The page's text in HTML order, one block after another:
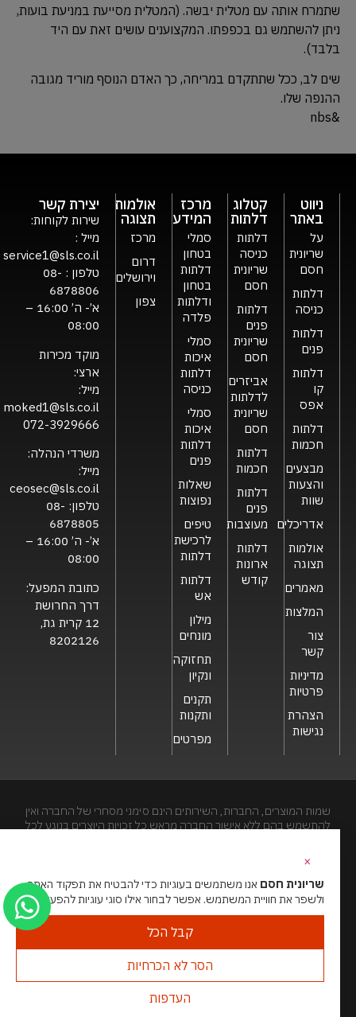
שתמרח אותה עם מטלית יבשה. (המטלית מסייעת במניעת בועות,
ניתן להשתמש גם בכפפתו. המקצוענים עושים זאת עם היד
בלבד).
שים לב, ככל שתתקדם במריחה, כך האדם הנוסף מוריד מגובה
ההנפה שלו.
&nbs
ניווט
באתר
על
שריונית
חסם
דלתות
כניסה
דלתות
פנים
דלתות
קו
אפס
דלתות
חכמות
מבצעים
והצעות
שוות
אדריכלים
אולמות
תצוגה
מאמרים
המלצות
צור
קשר
מדיניות
פרטיות
הצהרת
נגישות
קטלוג
דלתות
דלתות
כניסה
שריונית
חסם
דלתות
פנים
שריונית
חסם
אביזרים
לדלתות
שריונית
חסם
דלתות
חכמות
דלתות
פנים
מעוצבות
דלתות
ארונות
קודש
מרכז
המידע
סמלי
בטחון
דלתות
בטחון
ודלתות
פלדה
סמלי
איכות
דלתות
כניסה
סמלי
איכות
דלתות
פנים
שאלות
נפוצות
טיפים
לרכישת
דלתות
דלתות
אש
מילון
מונחים
תחזוקה
ונקיון
תקנים
ותקנות
מפרטים
אולמות
תצוגה
מרכז
דרום
וירושלים
צפון
יצירת קשר
שירות לקוחות:
מייל :
service1@sls.co.il
טלפון : 08-
6878806
א’- ה’ 16:00 –
08:00
מוקד מכירות
ארצי:
מייל:
moked1@sls.co.il
072-3929666
משרדי הנהלה:
מייל:
ceosec@sls.co.il
טלפון: 08-
6878805
א’- ה’ 16:00 –
08:00
כתובת המפעל:
דרך החרושת
12 קרית גת,
8202126
שמות המוצרים, החברות, השירותים הינם סימני מסחרי של החברה ואין
להתשמש בהם ללא אישור החברה מראש.כל זכויות היוצרים בנוגע לכל
האתר מנוהל ע”י גאו מדיהסוכנות דיגיטל
×
שריונית חסם אנו משתמשים בעוגיות כדי להבטיח את תפקוד האתר
ולשפר את חוויית המשתמש. אפשר לבחור אילו סוגי עוגיות להפעיל.
קבל הכל
הסר לא הכרחיות
העדפות